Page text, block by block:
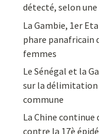
détecté, selon une
La Gambie, 1er
phare panafricain
femmes
Le Sénégal et la
sur la délimitation
commune
La Chine continue
contre la 17è